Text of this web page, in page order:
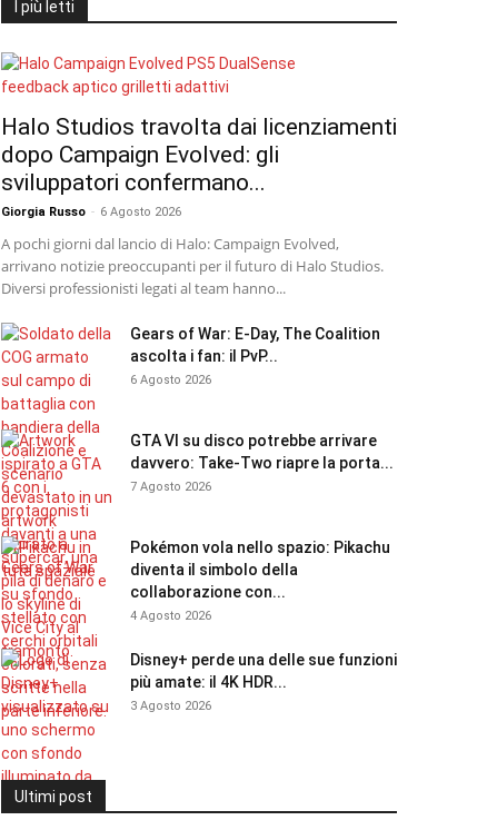
I più letti
Halo Studios travolta dai licenziamenti
dopo Campaign Evolved: gli
sviluppatori confermano...
Giorgia Russo - 6 Agosto 2026
A pochi giorni dal lancio di Halo: Campaign Evolved,
arrivano notizie preoccupanti per il futuro di Halo Studios.
Diversi professionisti legati al team hanno...
Gears of War: E-Day, The Coalition
ascolta i fan: il PvP...
6 Agosto 2026
GTA VI su disco potrebbe arrivare
davvero: Take-Two riapre la porta...
7 Agosto 2026
Pokémon vola nello spazio: Pikachu
diventa il simbolo della
collaborazione con...
4 Agosto 2026
Disney+ perde una delle sue funzioni
più amate: il 4K HDR...
3 Agosto 2026
Ultimi post